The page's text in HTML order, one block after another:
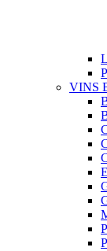
VINS